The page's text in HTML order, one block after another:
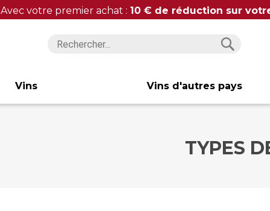
Avec votre premier achat : 10 € de réduction sur
Vins Vins d'autres pays
TYPES